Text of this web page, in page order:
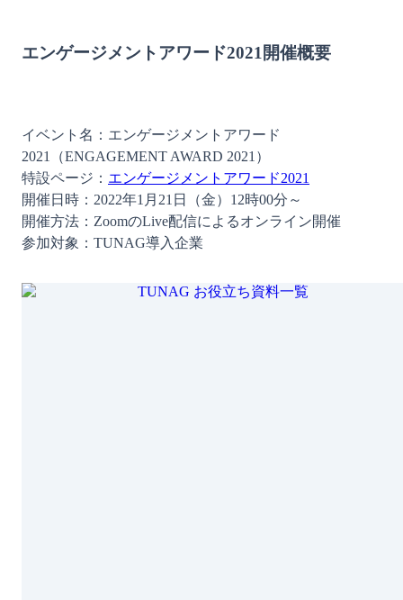
エンゲージメントアワード2021開催概要
イベント名：エンゲージメントアワード
2021（ENGAGEMENT AWARD 2021）
特設ページ： エンゲージメントアワード2021
開催日時：2022年1月21日（金）12時00分～
開催方法：ZoomのLive配信によるオンライン開催
参加対象：TUNAG導入企業